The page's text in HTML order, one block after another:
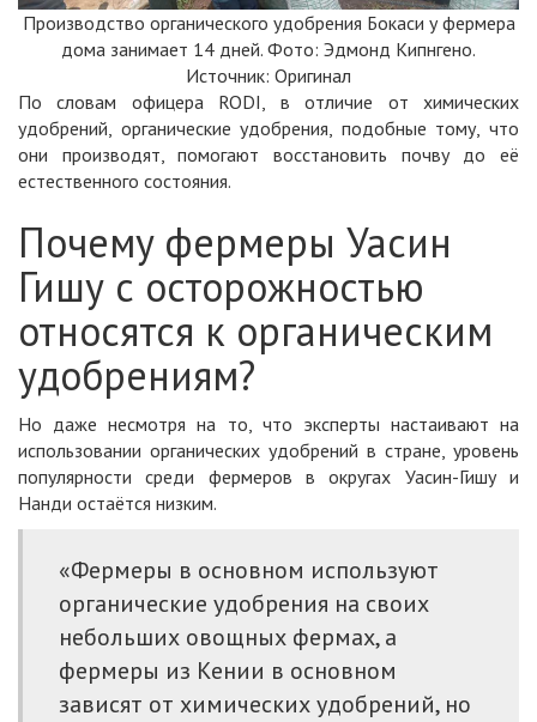
Производство органического удобрения Бокаси у фермера
дома занимает 14 дней. Фото: Эдмонд Кипнгено.
Источник: Оригинал
По словам офицера RODI, в отличие от химических
удобрений, органические удобрения, подобные тому, что
они производят, помогают восстановить почву до её
естественного состояния.
Почему фермеры Уасин
Гишу с осторожностью
относятся к органическим
удобрениям?
Но даже несмотря на то, что эксперты настаивают на
использовании органических удобрений в стране, уровень
популярности среди фермеров в округах Уасин-Гишу и
Нанди остаётся низким.
«Фермеры в основном используют
органические удобрения на своих
небольших овощных фермах, а
фермеры из Кении в основном
зависят от химических удобрений, но